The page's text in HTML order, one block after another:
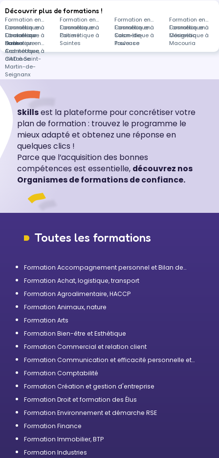
ongles.
Découvrir plus de formations !
Formation en
Cosmétique à
Chalon-sur-
Saône
Formation en
Cosmétique à
Poitiers
Formation en
Cosmétique à
Salon-de-
Provence
Formation en
Cosmétique à
Mérignac
Formation en
Cosmétique à
Dunkerque
Formation en
Cosmétique à
Saintes
Formation en
Cosmétique à
Toulouse
Formation en
Cosmétique à
Macouria
Formations
dans
Cosmétique à
distance
Formation en
Architecture,
CAD à Saint-
Martin-de-
Seignanx
Skillsest la plateforme pour concrétiser votre
plan de formation : trouvez le programme le
mieux adapté et obtenez une réponse en
quelques clics !
Parce que l’acquisition des bonnes
compétences est essentielle, découvrez nos
Organismes de formations de confiance.
Toutes les formations
Formation Accompagnement personnel et Bilan de
Formation Achat, logistique, transport
Formation Agroalimentaire, HACCP
Formation Animaux, nature
Formation Arts
Formation Bien-être et Esthétique
Formation Commercial et relation client
Formation Communication et efficacité personnelle et
Formation Comptabilité
Formation Création et gestion d'entreprise
Formation Droit et formation des Élus
Formation Environnement et démarche RSE
Formation Finance
Formation Immobilier, BTP
Formation Industries